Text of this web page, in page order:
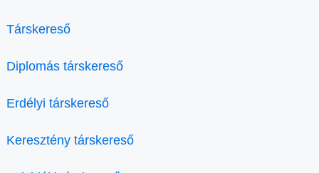
Társkereső
Diplomás társkereső
Erdélyi társkereső
Keresztény társkereső